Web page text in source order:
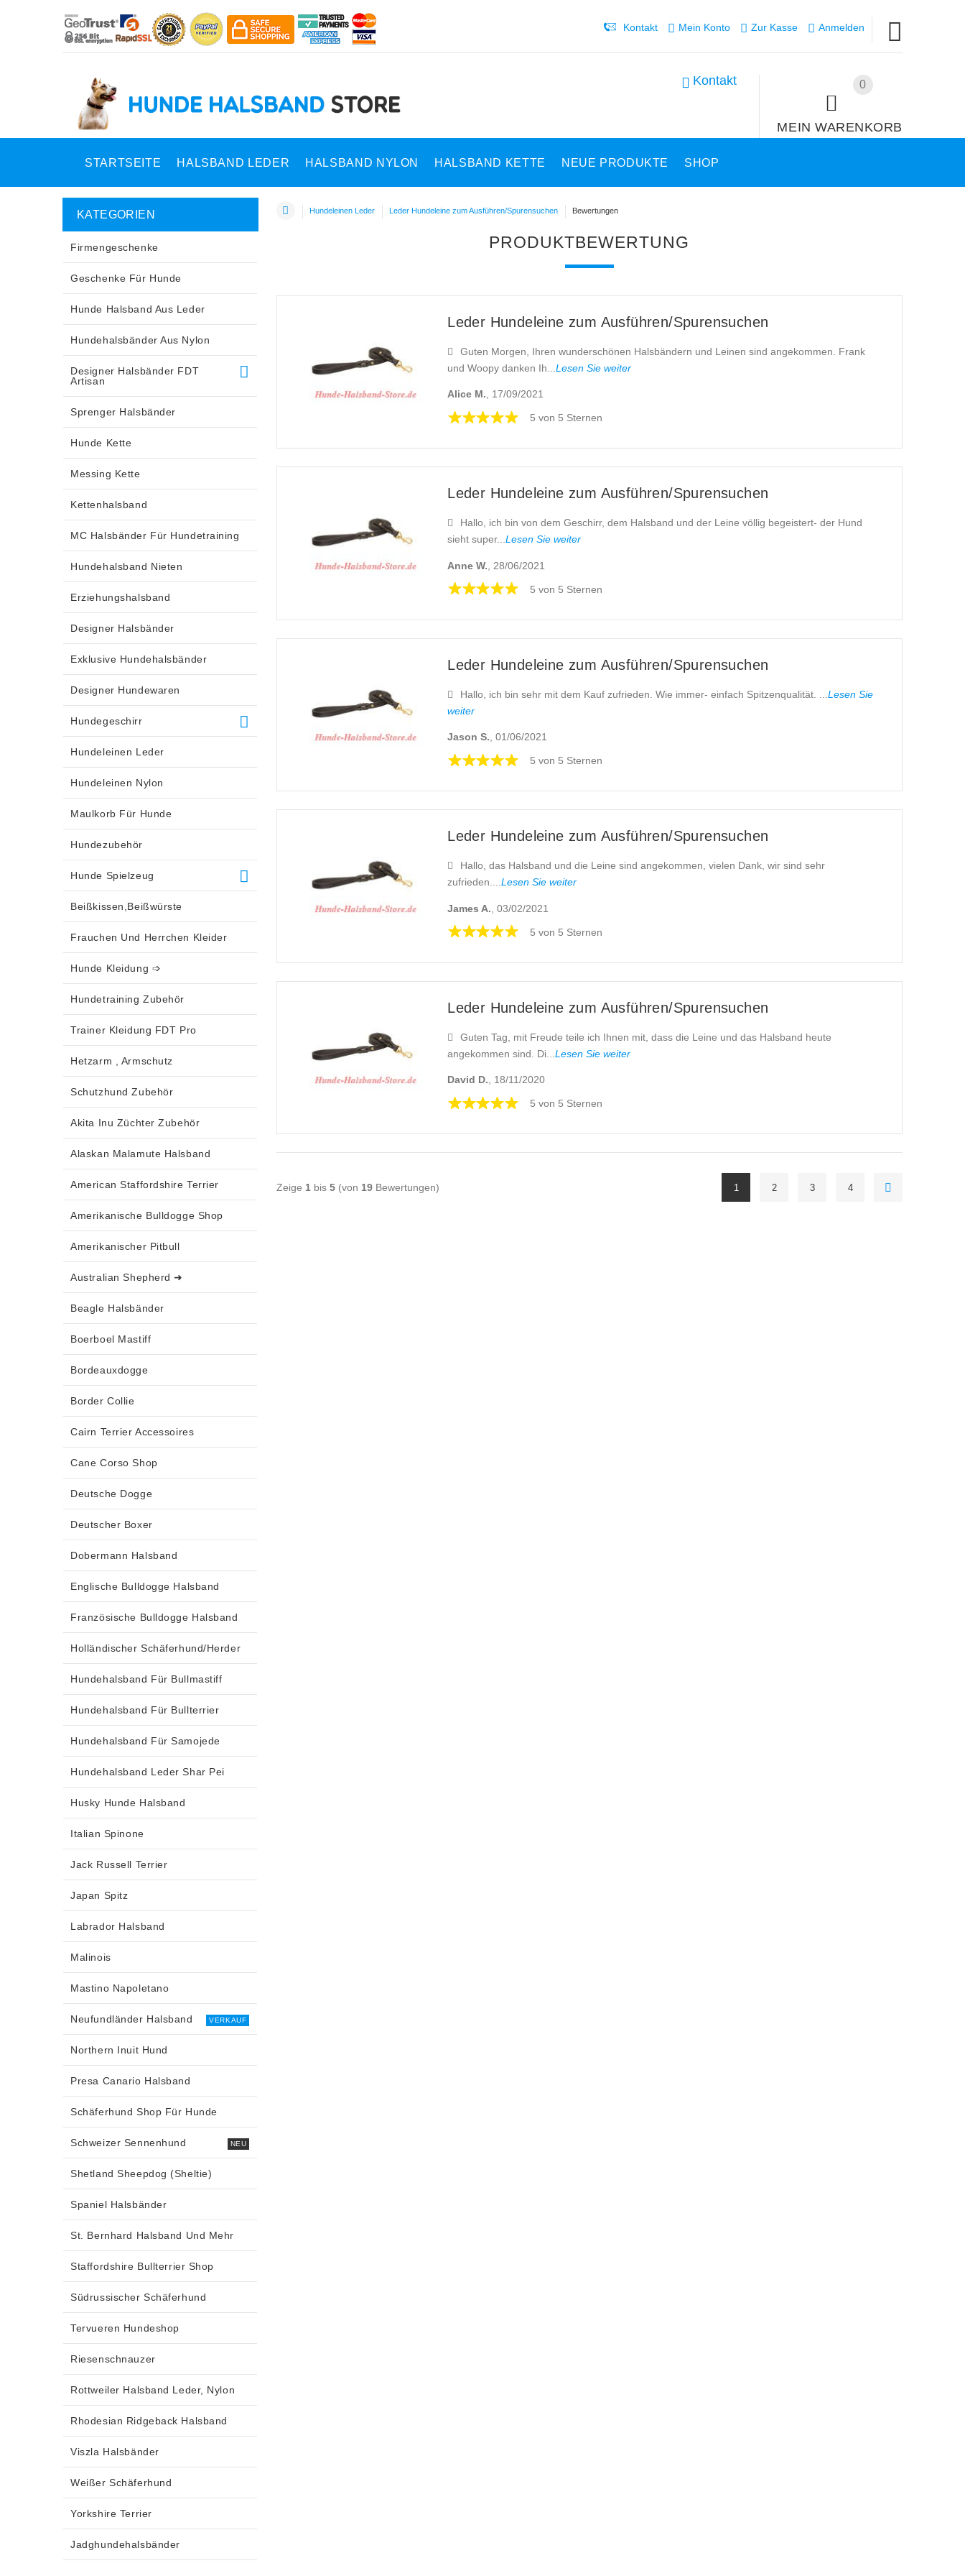
Kontakt Mein Konto Zur Kasse Anmelden
0
MEIN WARENKORB
Kontakt
STARTSEITE HALSBAND LEDER HALSBAND NYLON HALSBAND KETTE NEUE PRODUKTE SHOP
Hundeleinen Leder Leder Hundeleine zum Ausführen/Spurensuchen Bewertungen
PRODUKTBEWERTUNG
Leder Hundeleine zum Ausführen/Spurensuchen
Guten Morgen, Ihren wunderschönen Halsbändern und Leinen sind angekommen. Frank
und Woopy danken Ih...Lesen Sie weiter
Alice M., 17/09/2021
5 von 5 Sternen
Leder Hundeleine zum Ausführen/Spurensuchen
Hallo, ich bin von dem Geschirr, dem Halsband und der Leine völlig begeistert- der Hund
sieht super...Lesen Sie weiter
Anne W. , 28/06/2021
5 von 5 Sternen
Leder Hundeleine zum Ausführen/Spurensuchen
Hallo, ich bin sehr mit dem Kauf zufrieden. Wie immer- einfach Spitzenqualität. ...Lesen Sie
weiter
Jason S., 01/06/2021
5 von 5 Sternen
Leder Hundeleine zum Ausführen/Spurensuchen
Hallo, das Halsband und die Leine sind angekommen, vielen Dank, wir sind sehr
zufrieden....Lesen Sie weiter
James A. , 03/02/2021
5 von 5 Sternen
Leder Hundeleine zum Ausführen/Spurensuchen
Guten Tag, mit Freude teile ich Ihnen mit, dass die Leine und das Halsband heute
angekommen sind. Di...Lesen Sie weiter
David D., 18/11/2020
5 von 5 Sternen
Zeige 1bis 5(von 19Bewertungen) 1 2 3 4
KATEGORIEN
Firmengeschenke
Geschenke Für Hunde
Hunde Halsband Aus Leder
Hundehalsbänder Aus Nylon
Designer Halsbänder FDT
Artisan
Sprenger Halsbänder
Hunde Kette
Messing Kette
Kettenhalsband
MC Halsbänder Für Hundetraining
Hundehalsband Nieten
Erziehungshalsband
Designer Halsbänder
Exklusive Hundehalsbänder
Designer Hundewaren
Hundegeschirr
Hundeleinen Leder
Hundeleinen Nylon
Maulkorb Für Hunde
Hundezubehör
Hunde Spielzeug
Beißkissen,Beißwürste
Frauchen Und Herrchen Kleider
Hunde Kleidung ➩
Hundetraining Zubehör
Trainer Kleidung FDT Pro
Hetzarm , Armschutz
Schutzhund Zubehör
Akita Inu Züchter Zubehör
Alaskan Malamute Halsband
American Staffordshire Terrier
Amerikanische Bulldogge Shop
Amerikanischer Pitbull
Australian Shepherd ➜
Beagle Halsbänder
Boerboel Mastiff
Bordeauxdogge
Border Collie
Cairn Terrier Accessoires
Cane Corso Shop
Deutsche Dogge
Deutscher Boxer
Dobermann Halsband
Englische Bulldogge Halsband
Französische Bulldogge Halsband
Holländischer Schäferhund/Herder
Hundehalsband Für Bullmastiff
Hundehalsband Für Bullterrier
Hundehalsband Für Samojede
Hundehalsband Leder Shar Pei
Husky Hunde Halsband
Italian Spinone
Jack Russell Terrier
Japan Spitz
Labrador Halsband
Malinois
Mastino Napoletano
Neufundländer Halsband VERKAUF
Northern Inuit Hund
Presa Canario Halsband
Schäferhund Shop Für Hunde
Schweizer Sennenhund NEU
Shetland Sheepdog (Sheltie)
Spaniel Halsbänder
St. Bernhard Halsband Und Mehr
Staffordshire Bullterrier Shop
Südrussischer Schäferhund
Tervueren Hundeshop
Riesenschnauzer
Rottweiler Halsband Leder, Nylon
Rhodesian Ridgeback Halsband
Viszla Halsbänder
Weißer Schäferhund
Yorkshire Terrier
Jadghundehalsbänder